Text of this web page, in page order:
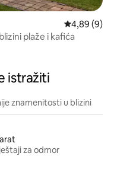
Prosječna
4,89 (9)
plaže i kafića
istražiti
znamenitosti u blizini
za odmor